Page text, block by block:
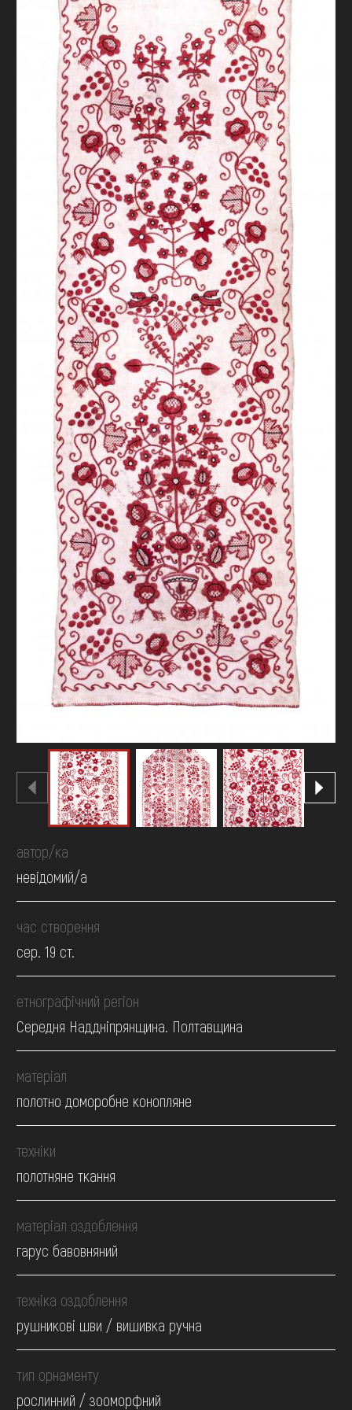
ОНЛАЙН-КРАМНИЦЯ
ПІДТРИМАТИ
автор/ка
невідомий/а
час створення
сер. 19 ст.
етнографічний регіон
Середня Наддніпрянщина. Полтавщина
матеріал
полотно доморобне конопляне
техніки
полотняне ткання
матеріал оздоблення
гарус бавовняний
техніка оздоблення
рушникові шви / вишивка ручна
тип орнаменту
рослинний / зооморфний